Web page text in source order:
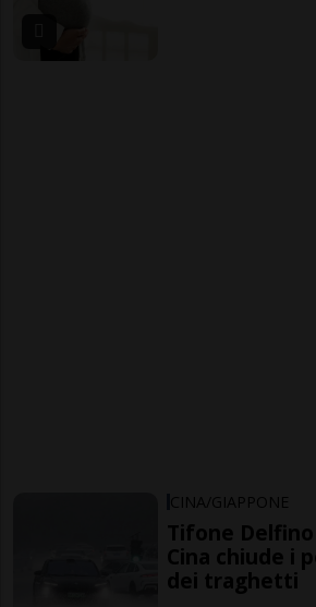
CINA/GIAPPONE
Tifone
Cina chiude i
dei traghetti